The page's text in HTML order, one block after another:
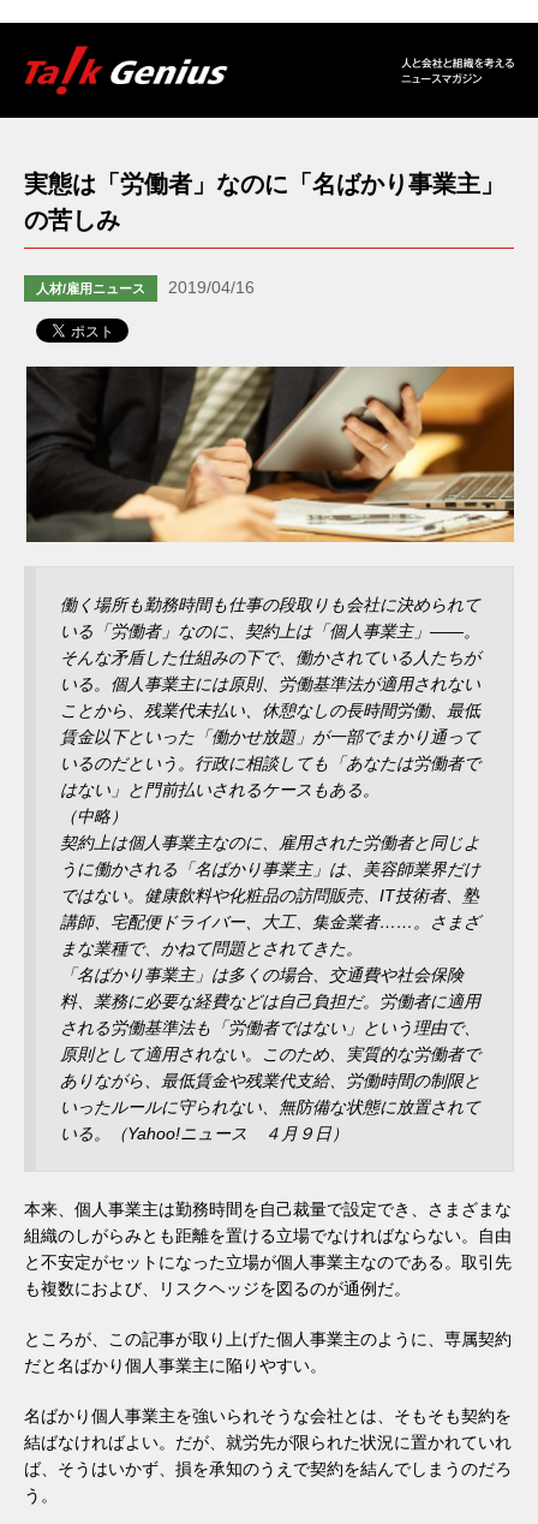
実態は「労働者」なのに「名ばかり事業主」
の苦しみ
人材/雇用ニュース 2019/04/16
働く場所も勤務時間も仕事の段取りも会社に決められて
いる「労働者」なのに、契約上は「個人事業主」――。
そんな矛盾した仕組みの下で、働かされている人たちが
いる。個人事業主には原則、労働基準法が適用されない
ことから、残業代未払い、休憩なしの長時間労働、最低
賃金以下といった「働かせ放題」が一部でまかり通って
いるのだという。行政に相談しても「あなたは労働者で
はない」と門前払いされるケースもある。
（中略）
契約上は個人事業主なのに、雇用された労働者と同じよ
うに働かされる「名ばかり事業主」は、美容師業界だけ
ではない。健康飲料や化粧品の訪問販売、IT技術者、塾
講師、宅配便ドライバー、大工、集金業者……。さまざ
まな業種で、かねて問題とされてきた。
「名ばかり事業主」は多くの場合、交通費や社会保険
料、業務に必要な経費などは自己負担だ。労働者に適用
される労働基準法も「労働者ではない」という理由で、
原則として適用されない。このため、実質的な労働者で
ありながら、最低賃金や残業代支給、労働時間の制限と
いったルールに守られない、無防備な状態に放置されて
いる。（Yahoo!ニュース ４月９日）
本来、個人事業主は勤務時間を自己裁量で設定でき、さまざまな
組織のしがらみとも距離を置ける立場でなければならない。自由
と不安定がセットになった立場が個人事業主なのである。取引先
も複数におよび、リスクヘッジを図るのが通例だ。
ところが、この記事が取り上げた個人事業主のように、専属契約
だと名ばかり個人事業主に陥りやすい。
名ばかり個人事業主を強いられそうな会社とは、そもそも契約を
結ばなければよい。だが、就労先が限られた状況に置かれていれ
ば、そうはいかず、損を承知のうえで契約を結んでしまうのだろ
う。